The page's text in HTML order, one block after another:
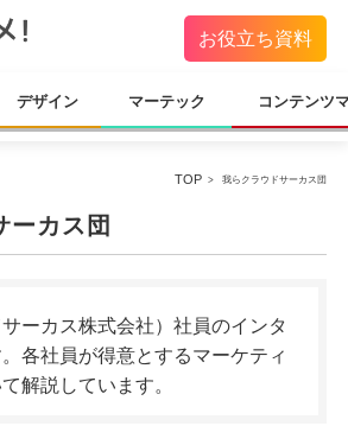
お役立ち資料
デザイン マーテック コンテンツ
TOP 我らクラウドサーカス団
ーカス団
ーカス株式会社）社員のインタ
各社員が得意とするマーケティ
解説しています。